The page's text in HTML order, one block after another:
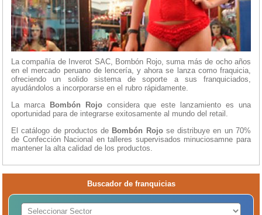
La compañía de Inverot SAC, Bombón Rojo, suma más de ocho años
en el mercado peruano de lencería, y ahora se lanza como fraquicia,
ofreciendo un solido sistema de soporte a sus franquiciados,
ayudándolos a incorporarse en el rubro rápidamente.
La marca
Bombón Rojoconsidera que este lanzamiento es una
oportunidad para de integrarse exitosamente al mundo del retail.
El catálogo de productos de Bombón Rojose distribuye en un 70%
de Confección Nacional en talleres supervisados minuciosamne para
mantener la alta calidad de los productos.
Buscador de franquicias